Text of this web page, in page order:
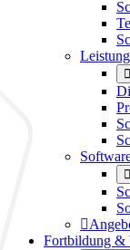



Fortbildung &